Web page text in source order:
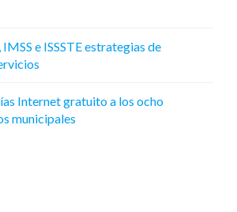
e ISSSTE estrategias de
Internet gratuito a los ocho
municipales